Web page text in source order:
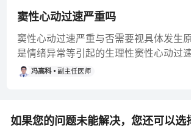
窦性心动过速严重吗
窦性心动过速严重与否需要视具体发生
是情绪异常等引起的生理性窦性心动过
可自行恢复，不会造成不良
冯高科 副主任医师
如果您的问题未能解决，您还可以选